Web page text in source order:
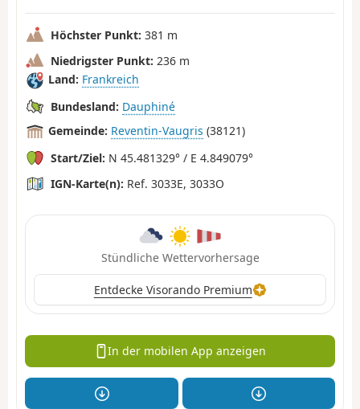
Höchster Punkt: 381 m
Niedrigster Punkt: 236 m
Land: Frankreich
Bundesland: Dauphiné
Gemeinde: Reventin-Vaugris (38121)
Start/Ziel: N 45.481329° / E 4.849079°
IGN-Karte(n): Ref. 3033E, 3033O
Stündliche Wettervorhersage
Entdecke Visorando Premium
In der mobilen App anzeigen